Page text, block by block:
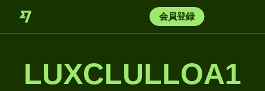
会員登録
LUXCLULLOA1